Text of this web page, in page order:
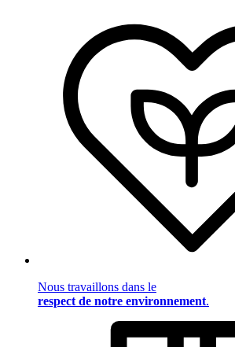
Nous travaillons dans le
respect de notre environnement.